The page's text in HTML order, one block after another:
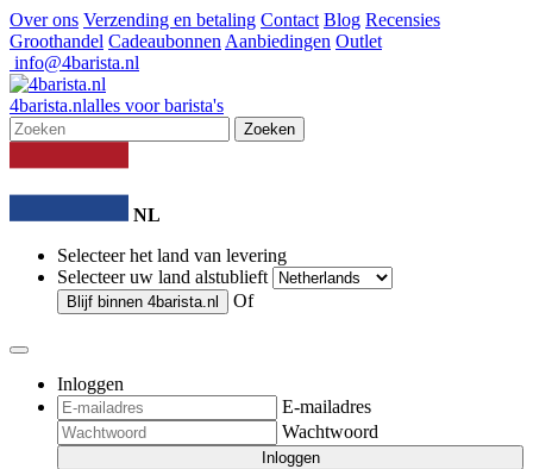
Over ons Verzending en betaling Contact Blog Recensies
Groothandel Cadeaubonnen Aanbiedingen Outlet
info@4barista.nl
4barista.nlalles voor barista's
Zoeken
NL
Selecteer het land van levering
Selecteer uw land alstublieft
Blijf binnen 4barista.nl Of
Inloggen
E-mailadres
Wachtwoord
Inloggen